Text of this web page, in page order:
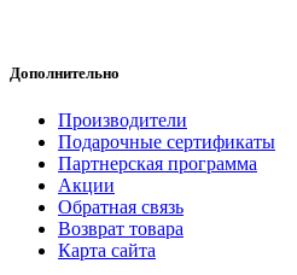
Дополнительно
Производители
Подарочные сертификаты
Партнерская программа
Акции
Обратная связь
Возврат товара
Карта сайта